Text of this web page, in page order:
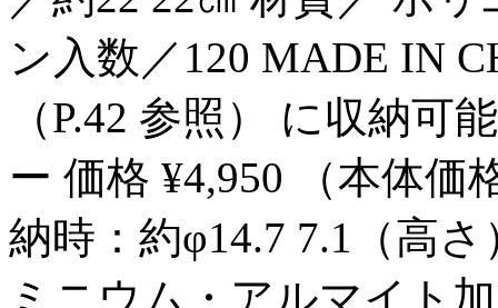
ン入数／120 MADE IN
（P.42 参照） に収納可
ー 価格 ¥4,950 （本
納時：約φ14.7 7.1（高
ミニウム・アルマイ